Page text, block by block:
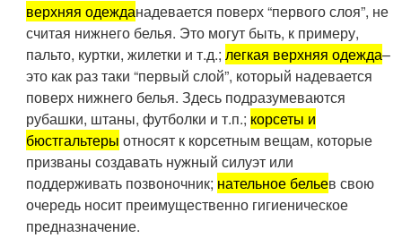
верхняя одежданадевается поверх “первого слоя”, не
считая нижнего белья. Это могут быть, к примеру,
пальто, куртки, жилетки и т.д.;легкая верхняя одежда–
это как раз таки “первый слой”, который надевается
поверх нижнего белья. Здесь подразумеваются
рубашки, штаны, футболки и т.п.; корсеты и
бюстгальтеры относят к корсетным вещам, которые
призваны создавать нужный силуэт или
поддерживать позвоночник; нательное бельев свою
очередь носит преимущественно гигиеническое
предназначение.